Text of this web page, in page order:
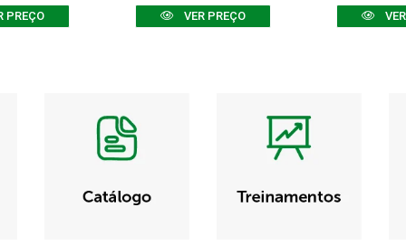
PREÇO VER PREÇO